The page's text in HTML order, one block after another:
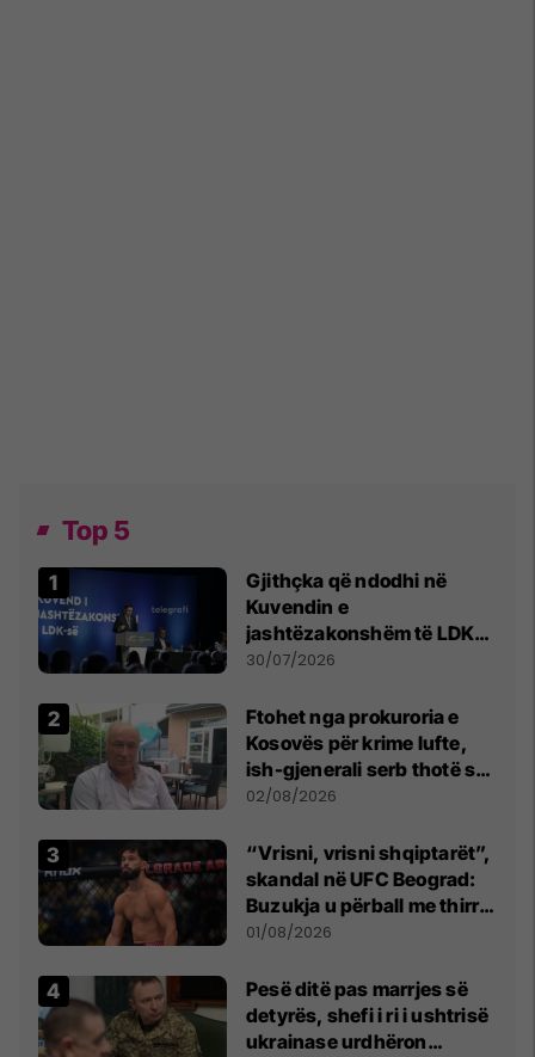
Top 5
Gjithçka që ndodhi në
Kuvendin e
jashtëzakonshëm të LDK-
së
30/07/2026
Ftohet nga prokuroria e
Kosovës për krime lufte,
ish-gjenerali serb thotë se
dikush e tradhtoi në
02/08/2026
“Vrisni, vrisni shqiptarët”,
skandal në UFC Beograd:
Buzukja u përball me thirrje
anti-shqiptare nga
01/08/2026
Pesë ditë pas marrjes së
detyrës, shefi i ri i ushtrisë
ukrainase urdhëron